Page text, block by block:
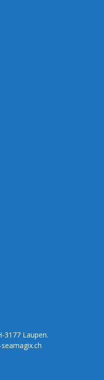
3177 Laupen.